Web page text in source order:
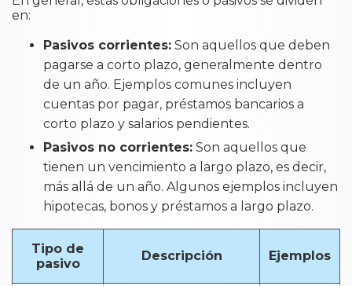
en:
Pasivos corrientes: Son aquellos que deben
pagarse a corto plazo, generalmente dentro
de un año. Ejemplos comunes incluyen
cuentas por pagar, préstamos bancarios a
corto plazo y salarios pendientes.
Pasivos no corrientes: Son aquellos que
tienen un vencimiento a largo plazo, es decir,
más allá de un año. Algunos ejemplos incluyen
hipotecas, bonos y préstamos a largo plazo.
Tipo de
pasivo
Descripción Ejemplos